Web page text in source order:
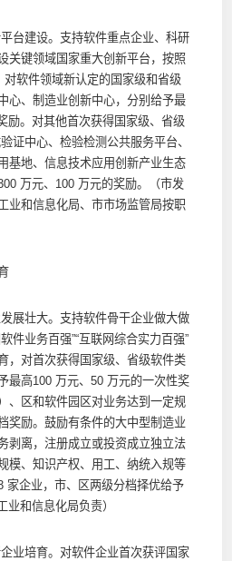
建设。支持软件重点企业、科研
关键领域国家重大创新平台，按照
对软件领域新认定的国家级和省级
心、制造业创新中心，分别给予最
励。对其他首次获得国家级、省级
证中心、检验检测公共服务平台、
基地、信息技术应用创新产业生态
万元、100 万元的奖励。（市发
业和信息化局、市市场监管局按职
壮大。支持软件骨干企业做大做
件业务百强”“互联网综合实力百强”
，对首次获得国家级、省级软件类
最高100 万元、50 万元的一次性奖
、区和软件园区对业务达到一定规
奖励。鼓励有条件的大中型制造业
剥离，注册成立或投资成立独立法
模、知识产权、用工、纳统入规等
家企业，市、区两级分档择优给予
和信息化局负责）
培育。对软件企业首次获评国家